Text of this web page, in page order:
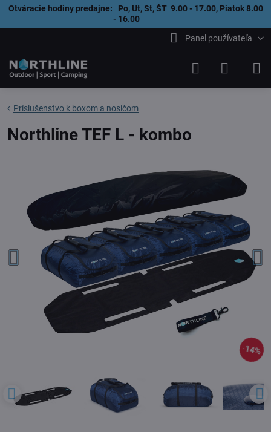
Otváracie hodiny predajne: Po, Ut, St, ŠT 9.00 - 17.00, Piatok 8.00
- 16.00
Panel používateľa
14%
Príslušenstvo k boxom a nosičom
Northline TEF L - kombo